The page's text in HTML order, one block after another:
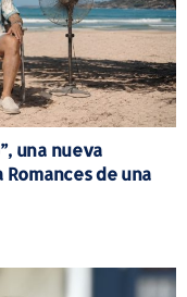
una nueva
de una